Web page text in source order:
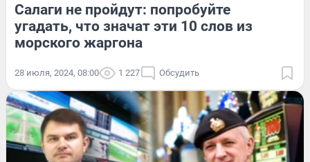
Салаги не пройдут: попробуйте
угадать, что значат эти 10 слов из
морского жаргона
28 июля, 2024, 08:00 1 227 Обсудить